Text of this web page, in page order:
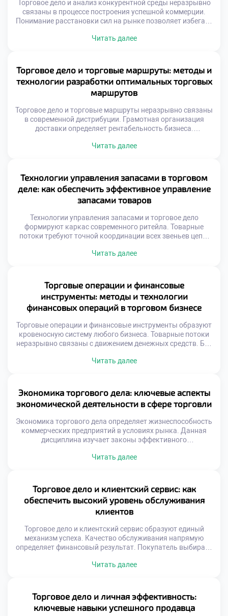
Торговое дело и анализ конкурентной среды неразрывно
связаны в процессе построения успешной коммерции.
Понимание расстановки сил на рынке позволяет избегать
действий соперников превращает любую бизнес-
взаимосвязанных участников обмена. Появление новых
игроков или технологий мгновенно меняет правила
ведения торговли. Адаптивность к внешним […]
Читать далее
Торговое дело и торговые маршруты: методы и
технологии разработки оптимальных торговых
маршрутов
Торговое дело и торговые маршруты неразрывно связаны
в современной дистрибуции. Грамотная организация
доставки определяет рентабельность бизнеса.
компании. Скорость оборачиваемости товаров напрямую
Геопозиционирование изменило принципы планирования
перевозок. Спутниковые данные позволяют видеть
ситуацию мгновенно. Алгоритмы учитывают пробки и
погодные условия. Динамическая корректировка курса
Читать далее
Технологии управления запасами в торговом
деле: как обеспечить эффективное управление
запасами товаров
Технологии управления запасами и торговое дело
формируют каркас современного ритейла. Товарные
потоки требуют точной координации всех звеньев цепи.
предприятия. Дефицит же приводит к прямой потере
процессов исключает человеческие ошибки учета.
Информационные системы синхронизируют спрос с
предложением. Эффективность склада […]
Читать далее
Торговые операции и финансовые
инструменты: методы и технологии
финансовых операций в торговом бизнесе
Торговые операции и финансовые инструменты образуют
кровеносную систему любого бизнеса. Товарные потоки
неразрывно связаны с движением денежных средств. Без
останавливается мгновенно. Эффективные расчеты
методы оплаты товаров. Управление ликвидностью
становится ключевой задачей менеджера. Риски
неплатежей требуют надежных механизмов защиты.
Финансовая дисциплина определяет выживаемость
компании […]
Читать далее
Экономика торгового дела: ключевые аспекты
экономической деятельности в сфере торговли
Экономика торгового дела определяет жизнеспособность
коммерческих предприятий в условиях рынка. Данная
дисциплина изучает законы эффективного
прибыли. Понимание экономических механизмов
собой сложную систему хозяйственных связей и
отношений. Каждый этап реализации товара сопряжен с
затратами, рисками и потенциальным доходом. Баланс
между этими […]
Читать далее
Торговое дело и клиентский сервис: как
обеспечить высокий уровень обслуживания
клиентов
Торговое дело и клиентский сервис образуют единый
механизм успеха. Качество обслуживания напрямую
определяет финансовый результат. Покупатель выбирает
комфорт становится конкурентным преимуществом.
вместе с обществом. Ожидания потребителей растут
ежегодно. Скорость реакции ценится выше формальной
вежливости. Персонализация заменяет шаблонные
Читать далее
Торговое дело и личная эффективность:
ключевые навыки успешного продавца